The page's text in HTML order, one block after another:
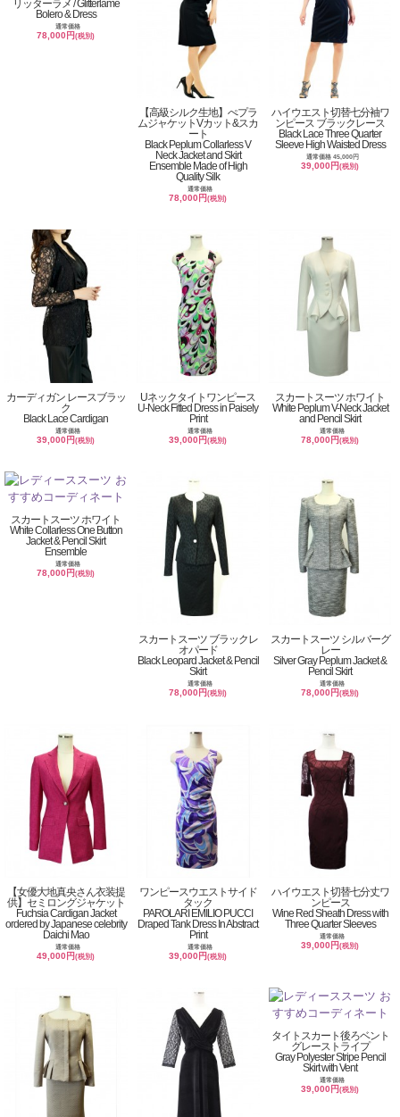
リッターラメ / Glitterlame
Bolero & Dress
通常価格
78,000円(税別)
【高級シルク生地】ぺプラ
ムジャケットVカット&スカ
ート
Black Peplum Collarless V
Neck Jacket and Skirt
Ensemble Made of High
Quality Silk
通常価格
78,000円(税別)
ハイウエスト切替七分袖ワ
ンピース ブラックレース
Black Lace Three Quarter
Sleeve High Waisted Dress
通常価格 45,000円
39,000円(税別)
カーディガン レースブラッ
ク
Black Lace Cardigan
通常価格
39,000円(税別)
Uネックタイトワンピース
U-Neck Fitted Dress in Paisely
Print
通常価格
39,000円(税別)
スカートスーツ ホワイト
White Peplum V-Neck Jacket
and Pencil Skirt
通常価格
78,000円(税別)
スカートスーツ ホワイト
White Collarless One Button
Jacket & Pencil Skirt
Ensemble
通常価格
78,000円(税別)
スカートスーツ ブラックレ
オパード
Black Leopard Jacket & Pencil
Skirt
通常価格
78,000円(税別)
スカートスーツ シルバーグ
レー
Silver Gray Peplum Jacket &
Pencil Skirt
通常価格
78,000円(税別)
【女優大地真央さん衣装提
供】セミロングジャケット
Fuchsia Cardigan Jacket
ordered by Japanese celebrity
Daichi Mao
通常価格
49,000円(税別)
ワンピースウエストサイド
タック
PAROLARI EMILIO PUCCI
Draped Tank Dress In Abstract
Print
通常価格
39,000円(税別)
ハイウエスト切替七分丈ワ
ンピース
Wine Red Sheath Dress with
Three Quarter Sleeves
通常価格
39,000円(税別)
タイトスカート後ろベント
グレーストライプ
Gray Polyester Stripe Pencil
Skirt with Vent
通常価格
39,000円(税別)